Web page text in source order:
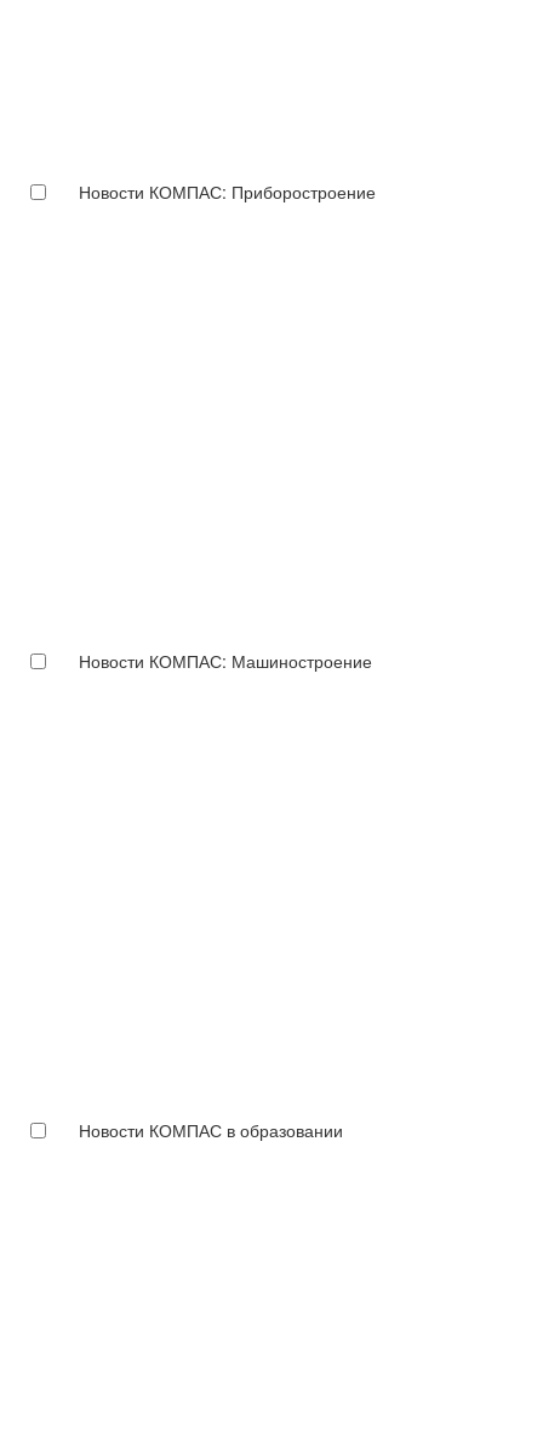
Новости КОМПАС: Приборостроение
Новости КОМПАС: Машиностроение
Новости КОМПАС в образовании